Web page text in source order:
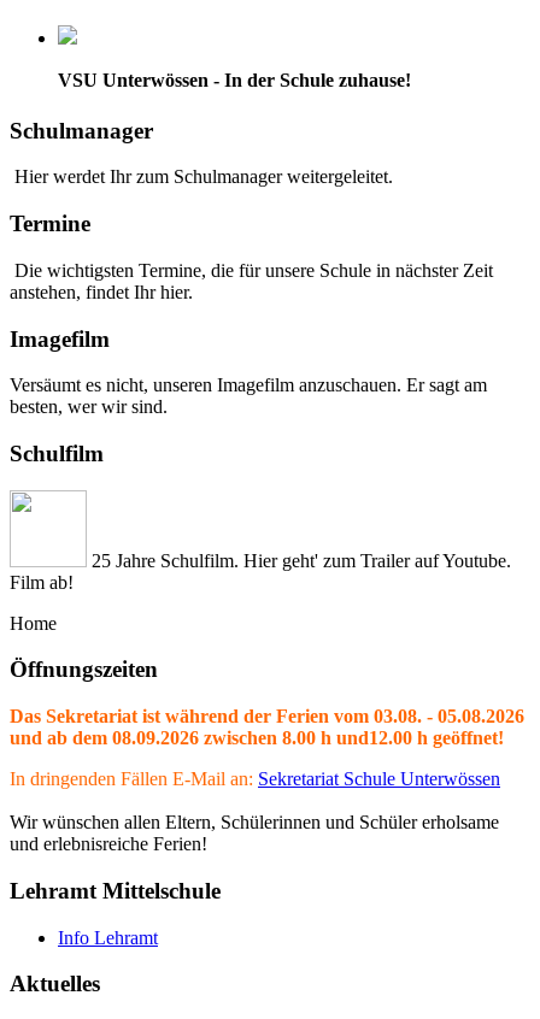
VSU Unterwössen - In der Schule zuhause!
Schulmanager
Hier werdet Ihr zum Schulmanager weitergeleitet.
Termine
Die wichtigsten Termine, die für unsere Schule in nächster Zeit
anstehen, findet Ihr hier.
Imagefilm
Versäumt es nicht, unseren Imagefilm anzuschauen. Er sagt am
besten, wer wir sind.
Schulfilm
25 Jahre Schulfilm. Hier geht' zum Trailer auf Youtube.
Film ab!
Home
Öffnungszeiten
Das Sekretariat ist während der Ferien vom 03.08. - 05.08.2026
und ab dem 08.09.2026 zwischen 8.00 h und12.00 h geöffnet!
In dringenden Fällen E-Mail an: Sekretariat Schule Unterwössen
Wir wünschen allen Eltern, Schülerinnen und Schüler erholsame
und erlebnisreiche Ferien!
Lehramt Mittelschule
Info Lehramt
Aktuelles